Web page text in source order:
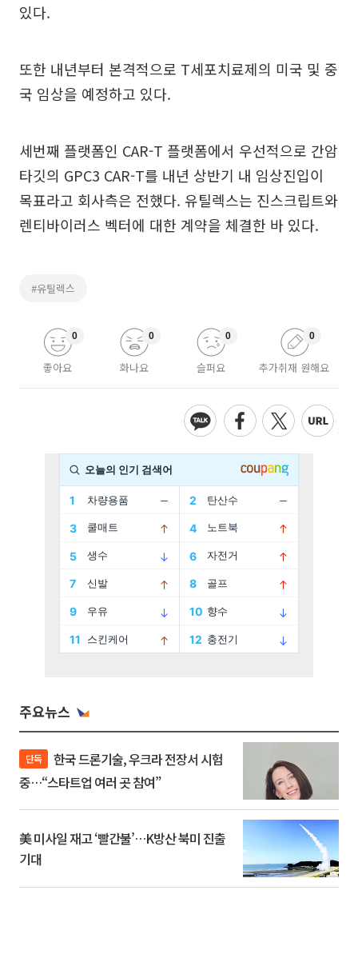
있다.
또한 내년부터 본격적으로 T세포치료제의 미국 및 중
국 임상을 예정하고 있다.
세번째 플랫폼인 CAR-T 플랫폼에서 우선적으로 간암
타깃의 GPC3 CAR-T를 내년 상반기 내 임상진입이
목표라고 회사측은 전했다. 유틸렉스는 진스크립트와
렌티바이러스 벡터에 대한 계약을 체결한 바 있다.
#유틸렉스
좋아요
0
화나요
0
슬퍼요
0
추가취재 원해요
0
주요뉴스
단독
중…“스타트업 여러 곳 참여”
美 미사일 재고 ‘빨간불’…K방산 북미 진출
기대